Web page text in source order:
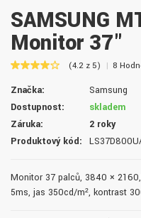
SAMSUNG
Monitor 37"
(4.2 z 5) 8
Značka:
Samsung
Dostupnost:
skladem
Záruka:
2 roky
Produktový kód:
Monitor 37 palců, 3840 ×
5ms, jas 350cd/m², kontrast